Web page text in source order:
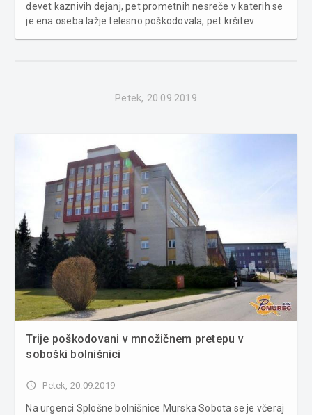
devet kaznivih dejanj, pet prometnih nesreče v katerih se
je ena oseba lažje telesno poškodovala, pet kršitev
Petek, 20.09.2019
Trije poškodovani v množičnem pretepu v
soboški bolnišnici
access_time Petek, 20.09.2019
Na urgenci Splošne bolnišnice Murska Sobota se je včeraj